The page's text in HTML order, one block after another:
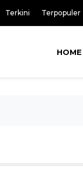
Terkini Terpopuler
HOME